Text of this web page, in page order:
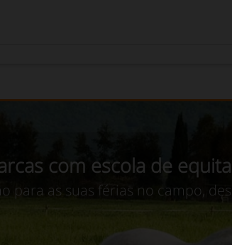
com escola de
para as suas férias no campo,